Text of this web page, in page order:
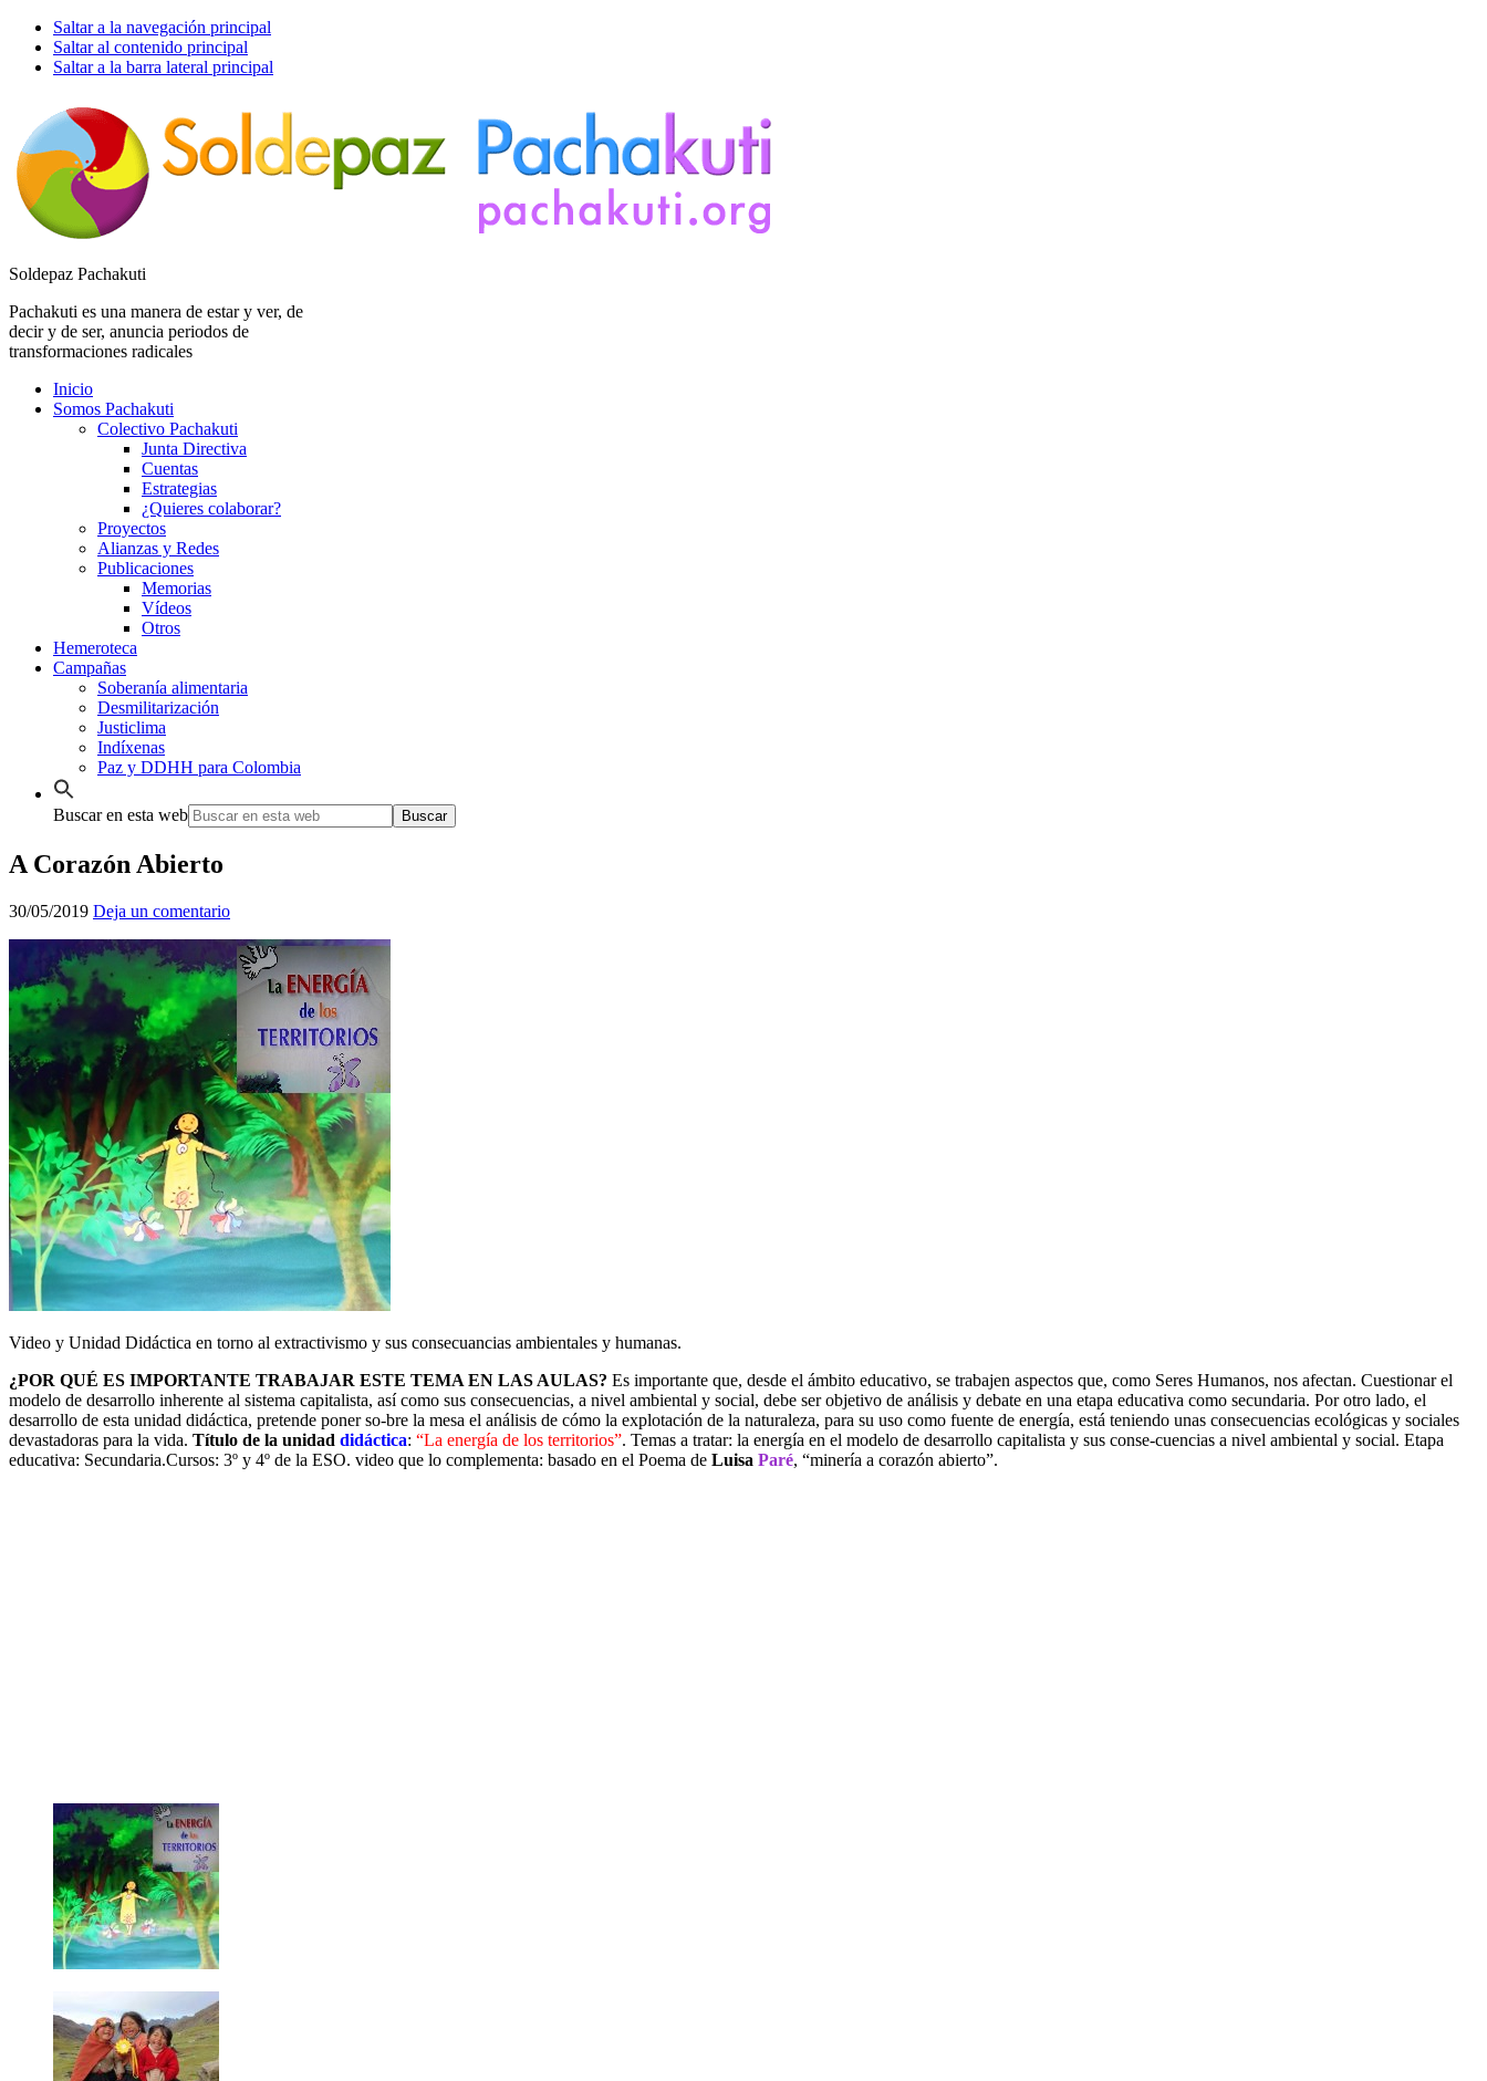
Saltar a la navegación principal
Saltar al contenido principal
Saltar a la barra lateral principal
Soldepaz Pachakuti
Pachakuti es una manera de estar y ver, de
decir y de ser, anuncia periodos de
transformaciones radicales
Inicio
Somos Pachakuti
Colectivo Pachakuti
Junta Directiva
Cuentas
Estrategias
¿Quieres colaborar?
Proyectos
Alianzas y Redes
Publicaciones
Memorias
Vídeos
Otros
Hemeroteca
Campañas
Soberanía alimentaria
Desmilitarización
Justiclima
Indíxenas
Paz y DDHH para Colombia
Buscar en esta web
A Corazón Abierto
30/05/2019 Deja un comentario
Video y Unidad Didáctica en torno al extractivismo y sus consecuancias ambientales y humanas.
¿POR QUÉ ES IMPORTANTE TRABAJAR ESTE TEMA EN LAS AULAS? Es importante que, desde el ámbito educativo, se trabajen aspectos que, como Seres Humanos, nos afectan. Cuestionar el
modelo de desarrollo inherente al sistema capitalista, así como sus consecuencias, a nivel ambiental y social, debe ser objetivo de análisis y debate en una etapa educativa como secundaria. Por otro lado, el
desarrollo de esta unidad didáctica, pretende poner so-bre la mesa el análisis de cómo la explotación de la naturaleza, para su uso como fuente de energía, está teniendo unas consecuencias ecológicas y sociales
devastadoras para la vida. Título de la unidad didáctica: “La energía de los territorios”. Temas a tratar: la energía en el modelo de desarrollo capitalista y sus conse-cuencias a nivel ambiental y social. Etapa
educativa: Secundaria.Cursos: 3º y 4º de la ESO. video que lo complementa: basado en el Poema de Luisa Paré, “minería a corazón abierto”.